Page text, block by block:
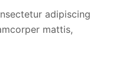
adipiscing
mattis,